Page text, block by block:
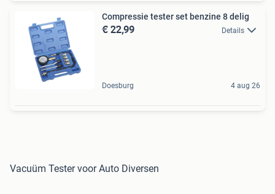
Compressie tester set benzine 8 delig
€ 22,99 Details
Doesburg 4 aug 26
Vacuüm Tester voor Auto Diversen